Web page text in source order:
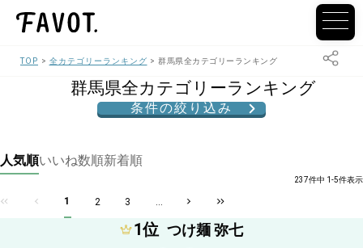
TOP 全カテゴリーランキング 群馬県全カテゴリーランキング
群馬県全カテゴリーランキング
条件の絞り込み
人気順いいね数順新着順
237件中 1-5件表示
1 2 3 ...
1位 つけ麺 弥七